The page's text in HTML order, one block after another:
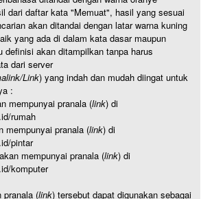
dari daftar kata "Memuat", hasil yang sesuai
akan ditandai dengan latar warna kuning
yang ada di dalam kata dasar maupun
definisi akan ditampilkan tanpa harus
dari server
Link) yang indah dan mudah diingat untuk
:
mempunyai pranala (link) di
rumah
mempunyai pranala (link) di
pintar
mempunyai pranala (link) di
komputer
pranala (link) tersebut dapat digunakan sebagai